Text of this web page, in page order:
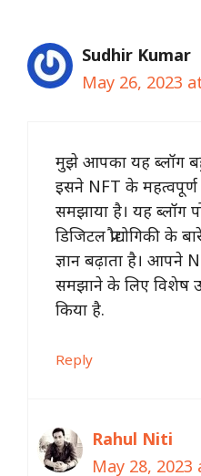
Sudhir Kumar
May 26, 2023
मुझे आपका यह ब्लॉग
इसने NFT के
समझाया है। यह ब्लॉग
डिजिटल प्रौद्योगिकी
ज्ञान बढ़ाता है। आपने
समझाने के लिए विशेष
किया है.
Reply
Rahul Niti
May 28, 2023